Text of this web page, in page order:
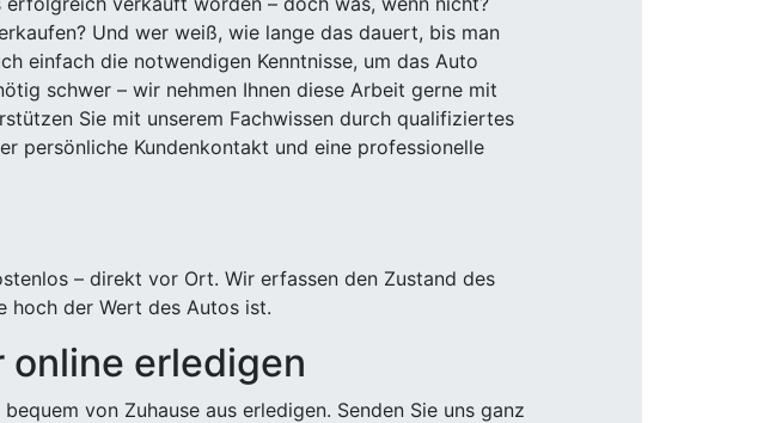
Und wer weiß, wie lange das dauert, bis man
einfach die notwendigen Kenntnisse, um das Auto
schwer – wir nehmen Ihnen diese Arbeit gerne mit
Sie mit unserem Fachwissen durch qualifiziertes
persönliche Kundenkontakt und eine professionelle
– direkt vor Ort. Wir erfassen den Zustand des
hoch der Wert des Autos ist.
online erledigen
von Zuhause aus erledigen. Senden Sie uns ganz